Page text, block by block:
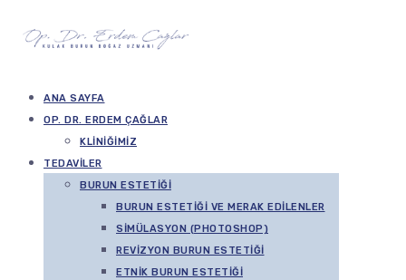
ANA SAYFA
OP. DR. ERDEM ÇAĞLAR
KLINIĞIMIZ
TEDAVILER
BURUN ESTETIĞI
BURUN ESTETIĞI VE MERAK EDILENLER
SIMÜLASYON (PHOTOSHOP)
REVIZYON BURUN ESTETIĞI
ETNIK BURUN ESTETIĞI